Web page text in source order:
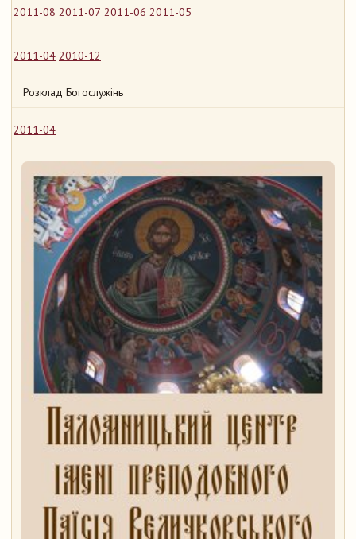
2011-08 2011-07 2011-06 2011-05
2011-04 2010-12
Розклад Богослужінь
2011-04